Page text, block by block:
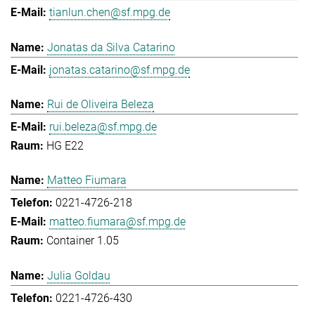
tianlun.chen@sf.mpg.de
Jonatas da Silva Catarino
jonatas.catarino@sf.mpg.de
Rui de Oliveira Beleza
rui.beleza@sf.mpg.de
HG E22
Matteo Fiumara
0221-4726-218
matteo.fiumara@sf.mpg.de
Container 1.05
Julia Goldau
0221-4726-430